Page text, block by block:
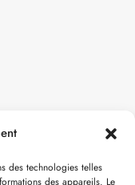
des technologies telles
des appareils. Le